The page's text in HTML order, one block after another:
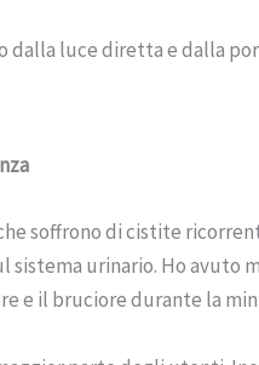
dalla luce diretta e dalla
soffrono di cistite
urinario. Ho
e il bruciore durante la